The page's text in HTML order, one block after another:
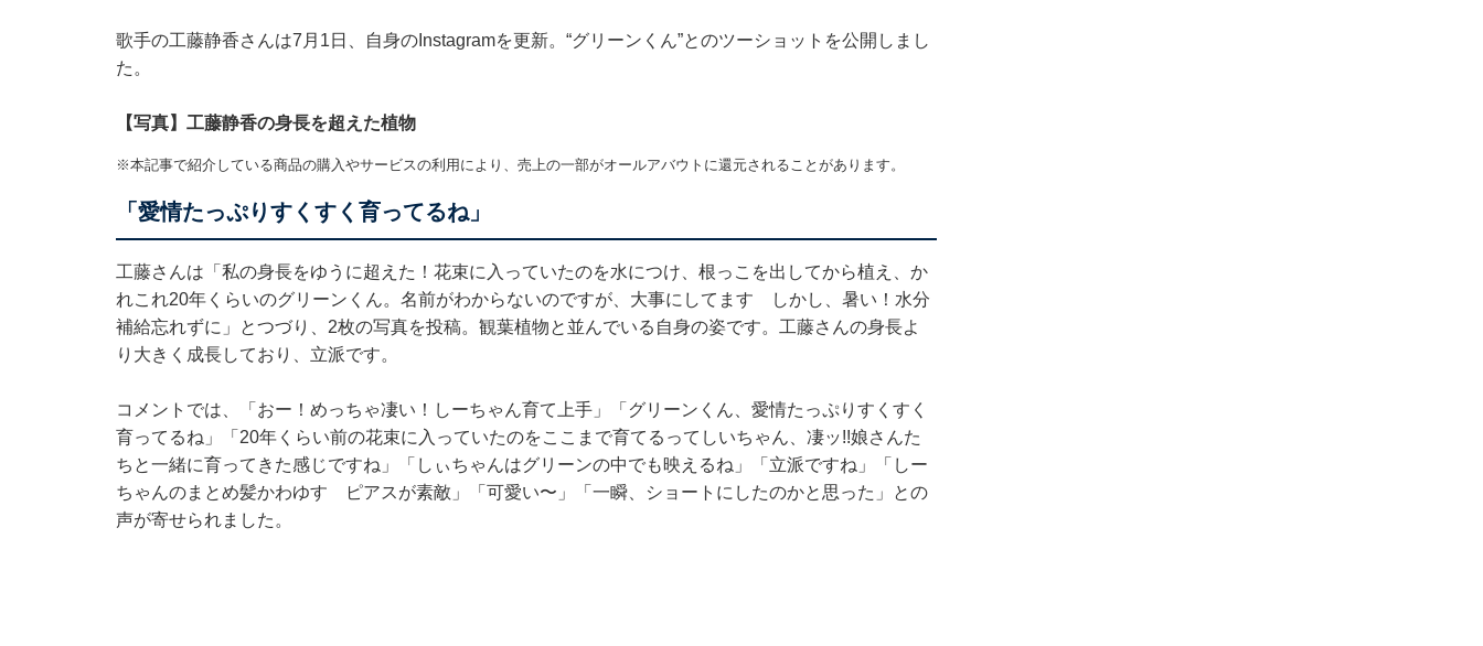
歌手の工藤静香さんは7月1日、自身のInstagramを更新。“グリーンくん”とのツーショットを公開しまし
た。
【写真】工藤静香の身長を超えた植物
※本記事で紹介している商品の購入やサービスの利用により、売上の一部がオールアバウトに還元されることがあります。
「愛情たっぷりすくすく育ってるね」
工藤さんは「私の身長をゆうに超えた！花束に入っていたのを水につけ、根っこを出してから植え、か
れこれ20年くらいのグリーンくん。名前がわからないのですが、大事にしてます しかし、暑い！水分
補給忘れずに」とつづり、2枚の写真を投稿。観葉植物と並んでいる自身の姿です。工藤さんの身長よ
り大きく成長しており、立派です。
コメントでは、「おー！めっちゃ凄い！しーちゃん育て上手」「グリーンくん、愛情たっぷりすくすく
育ってるね」「20年くらい前の花束に入っていたのをここまで育てるってしいちゃん、凄ッ!!娘さんた
ちと一緒に育ってきた感じですね」「しぃちゃんはグリーンの中でも映えるね」「立派ですね」「しー
ちゃんのまとめ髪かわゆす ピアスが素敵」「可愛い〜」「一瞬、ショートにしたのかと思った」との
声が寄せられました。